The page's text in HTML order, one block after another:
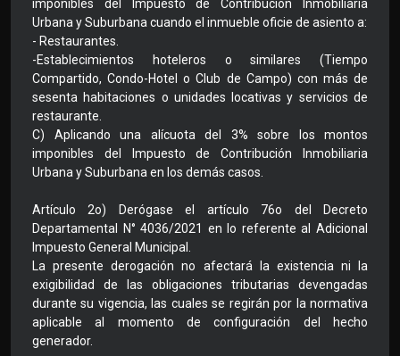
imponibles del Impuesto de Contribución Inmobiliaria
Urbana y Suburbana cuando el inmueble oficie de asiento a:
- Restaurantes.
-Establecimientos hoteleros o similares (Tiempo
Compartido, Condo-Hotel o Club de Campo) con más de
sesenta habitaciones o unidades locativas y servicios de
restaurante.
C) Aplicando una alícuota del 3% sobre los montos
imponibles del Impuesto de Contribución Inmobiliaria
Urbana y Suburbana en los demás casos.
Artículo 2o) Derógase el artículo 76o del Decreto
Departamental N° 4036/2021 en lo referente al Adicional
Impuesto General Municipal.
La presente derogación no afectará la existencia ni la
exigibilidad de las obligaciones tributarias devengadas
durante su vigencia, las cuales se regirán por la normativa
aplicable al momento de configuración del hecho
generador.